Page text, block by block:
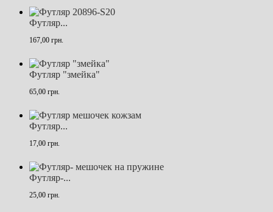
Футляр...
167,00 грн.
Футляр "змейка"
65,00 грн.
Футляр...
17,00 грн.
Футляр-...
25,00 грн.